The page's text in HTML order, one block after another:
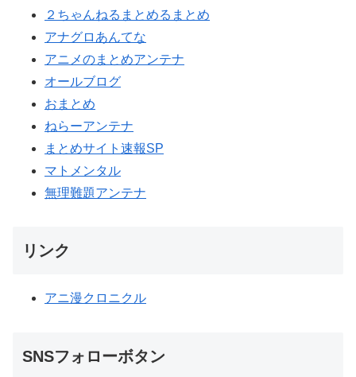
２ちゃんねるまとめるまとめ
アナグロあんてな
アニメのまとめアンテナ
オールブログ
おまとめ
ねらーアンテナ
まとめサイト速報SP
マトメンタル
無理難題アンテナ
リンク
アニ漫クロニクル
SNSフォローボタン